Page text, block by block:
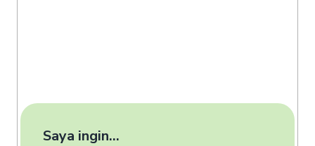
Saya ingin...